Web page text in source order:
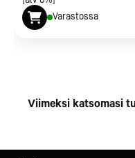
Säätöjalat, 140 mm
Säätövara - 10 mm / +
Varastossa
Viimeksi katsomasi